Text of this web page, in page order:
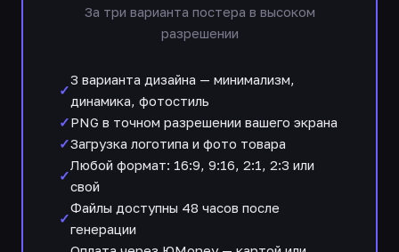
За три варианта постера в высоком
разрешении
3 варианта дизайна — минимализм,
динамика, фотостиль
PNG в точном разрешении вашего экрана
Загрузка логотипа и фото товара
Любой формат: 16:9, 9:16, 2:1, 2:3 или
свой
Файлы доступны 48 часов после
генерации